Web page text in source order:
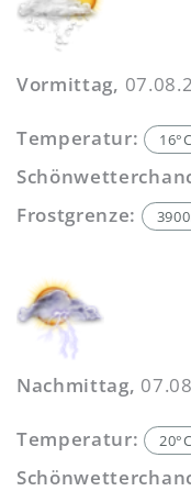
Vormittag,
Temperatur: 16°C
Frostgrenze:
Nachmittag,
Temperatur: 20°C